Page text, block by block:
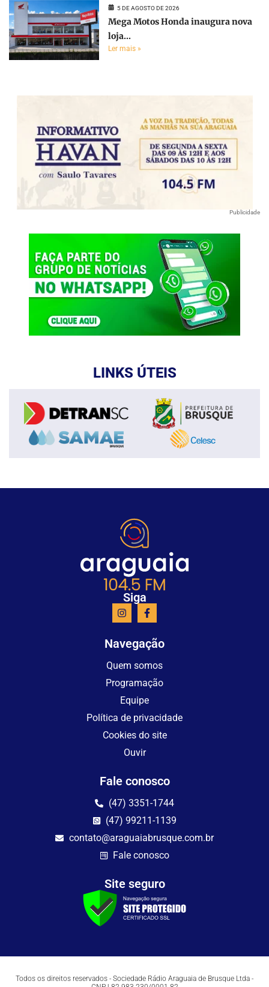
5 DE AGOSTO DE 2026
Mega Motos Honda inaugura nova
loja...
Ler mais »
Publicidade
LINKS ÚTEIS
Siga
Navegação
Quem somos
Programação
Equipe
Política de privacidade
Cookies do site
Ouvir
Fale conosco
(47) 3351-1744
(47) 99211-1139
contato@araguaiabrusque.com.br
Fale conosco
Site seguro
Todos os direitos reservados - Sociedade Rádio Araguaia de Brusque Ltda -